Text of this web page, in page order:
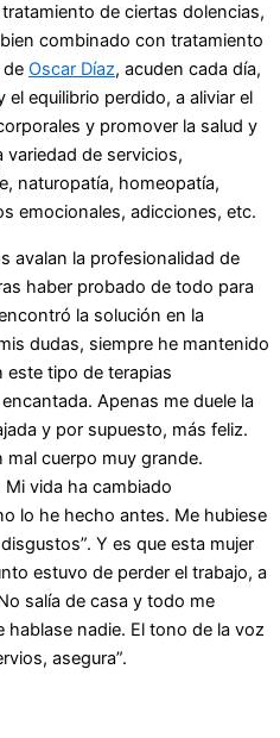
de ciertas dolencias,
combinado con tratamiento
de Oscar Díaz, acuden cada día,
equilibrio perdido, a aliviar el
y promover la salud y
variedad de servicios,
naturopatía, homeopatía,
emocionales, adicciones, etc.
avalan la profesionalidad de
haber probado de todo para
la solución en la
dudas, siempre he mantenido
este tipo de terapias
Apenas me duele la
y por supuesto, más feliz.
cuerpo muy grande.
Mi vida ha cambiado
lo he hecho antes. Me hubiese
Y es que esta mujer
estuvo de perder el trabajo, a
salía de casa y todo me
hablase nadie. El tono de la voz
asegura”.